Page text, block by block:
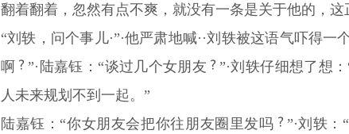
翻着翻着，忽然有点不爽，就没有一条是关于他的，
“刘轶，问个事儿·”·他严肃地喊··刘轶被这语气吓得
啊
”·陆嘉钰：“谈过几个女朋友
”·刘轶仔细想了想
人未来规划不到一起。”
陆嘉钰：“你女朋友会把你往朋友圈里发吗
”·刘轶